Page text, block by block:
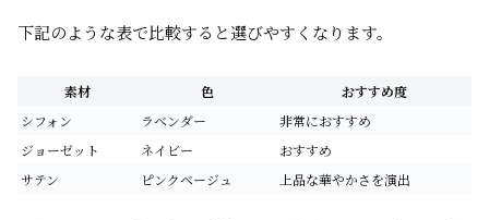
下記のような表で比較すると選びやすくなります。
素材 色
おすすめ度
シフォン
ラベンダー
非常におすすめ
ジョーゼット
ネイビー
おすすめ
サテン
ピンクベージュ 上品な華やかさを演出